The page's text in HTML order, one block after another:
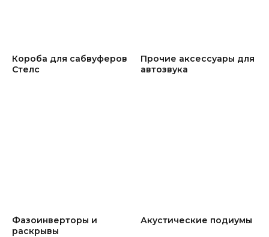
Короба для сабвуферов
Стелс
Прочие аксессуары для
автозвука
Фазоинверторы и
раскрывы
Акустические подиумы